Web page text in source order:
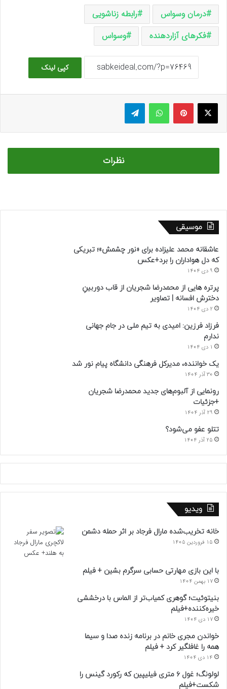
درمان وسواس
رابطه زناشویی
فکرهای آزاردهنده
وسواس
کپی لینک
ایکس پینتریستواتس آپ تلگرام
نظرات
موسیقی
عاشقانه محمد علیزاده برای «نور چشمش»؛ تبریکی
که دل هواداران را برد+عکس
9 دی 1404
پرتره هایی از محمدرضا شجریان از قاب دوربینِ
دخترش افسانه | تصاویر
2 دی 1404
فرزاد فرزین: امیدی به تیم ملی در جام جهانی
ندارم
1 دی 1404
یک خواننده، مدیرکل فرهنگی دانشگاه پیام نور شد
30 آذر 1404
رونمایی از آلبوم‌های جدید محمدرضا شجریان
+جزئیات
29 آذر 1404
تتلو عفو می‌شود؟
25 آذر 1404
ویدیو
خانه تخریب‌شده مارال فرجاد بر اثر حمله دشمن
15 فروردین 1405
با این بازی مهارتی حسابی سرگرم بشین + فیلم
17 بهمن 1404
بنیتوئیت؛ گوهری کمیاب‌تر از الماس با درخششی
خیره‌کننده+فیلم
17 دی 1404
خواندن مجری خانم در برنامه زنده صدا و سیما
همه را غافلگیر کرد + فیلم
14 دی 1404
لولونگ؛ غول ۶ متری فیلیپین که رکورد گینس را
شکست+فیلم